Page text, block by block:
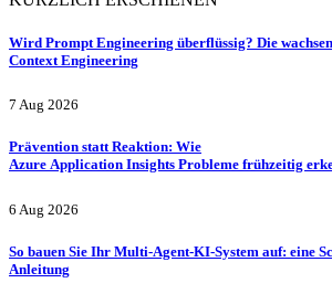
Wird Prompt Engineering überflüssig? Die
Context Engineering
7 Aug 2026
Prävention statt Reaktion: Wie
Azure Application Insights Probleme frühzeitig
6 Aug 2026
So bauen Sie Ihr Multi-Agent-KI-System auf: eine
Anleitung